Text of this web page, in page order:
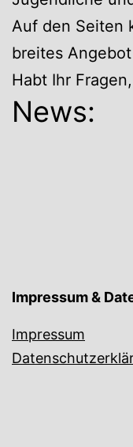
Auf den Seiten
breites
Habt Ihr
News:
Impressum &
Impressum